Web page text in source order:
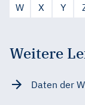
W
X Y
Weitere
Daten der